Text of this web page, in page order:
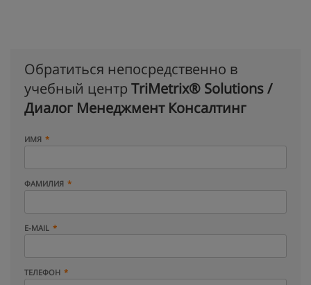
Обратиться непосредственно в
учебный центр TriMetrix® Solutions /
Диалог Менеджмент Консалтинг
ИМЯ
ФАМИЛИЯ
E-MAIL
ТЕЛЕФОН